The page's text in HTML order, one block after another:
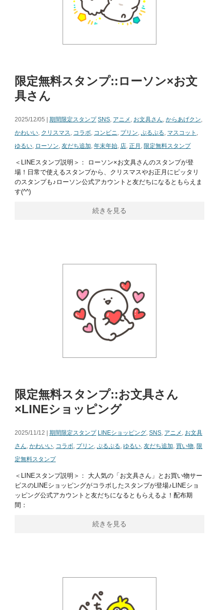
限定無料スタンプ::ローソン×お文
具さん
2025/12/05 | 期間限定スタンプ SNS, アニメ , お文具さん, からあげクン,
かわいい, クリスマス, コラボ, コンビニ, プリン, ぷるぷる, マスコット ,
ゆるい, ローソン, 友だち追加, 年末年始, 店, 正月 , 限定無料スタンプ
＜LINEスタンプ説明＞： ローソン×お文具さんのスタンプが登
場！日常で使えるスタンプから、クリスマスやお正月にピッタリ
のスタンプも♪ローソン公式アカウントと友だちになるともらえま
す(^^)
続きを見る
限定無料スタンプ::お文具さん
×LINEショッピング
2025/11/12 | 期間限定スタンプ LINEショッピング, SNS, アニメ , お文具
さん, かわいい, コラボ, プリン, ぷるぷる, ゆるい, 友だち追加, 買い物, 限
定無料スタンプ
＜LINEスタンプ説明＞： 大人気の「お文具さん」とお買い物サー
ビスのLINEショッピングがコラボしたスタンプが登場♪LINEショ
ッピング公式アカウントと友だちになるともらえるよ！配布期
間：
続きを見る